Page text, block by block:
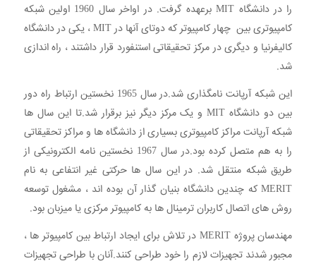
را در دانشگاه MIT برعهده گرفت. در اواخر سال 1960 اولین شبکه
کامپیوتری بین چهار کامپیوتر که دوتای آنها در MIT ، یکی در دانشگاه
کالیفرنیا و دیگری در مرکز تحقیقاتی استنفورد قرار داشتند ، راه اندازی
شد.
این شبکه آرپانت نامگذاری شد.در سال 1965 نخستین ارتباط راه دور
بین دو دانشگاه MIT و یک مرکز دیگر نیز برقرار شد.تا این سال ها
شبکه آرپانت مراکز کامپیوتری بسیاری از دانشگاه ها و مراکز تحقیقاتی
را به هم متصل کرده بود.در سال 1967 نخستین نامه الکترونیکی از
طریق شبکه منتقل شد. در این سال ها حرکتی غیر انتفاعی به نام
MERIT که چندین دانشگاه بنیان گذار آن بوده اند ، مشغول توسعه
روش های اتصال کاربران ترمینال ها به کامپیوتر مرکزی یا میزبان بود.
مهندسان پروژه MERIT در تلاش برای ایجاد ارتباط بین کامپیوتر ها ،
مجبور شدند تجهیزات لازم را خود طراحی کنند.آنان با طراحی تجهیزات